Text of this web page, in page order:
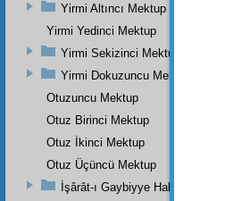
Yirmi Altıncı Mektup
Yirmi Yedinci Mektup
Yirmi Sekizinci Mektup
Yirmi Dokuzuncu Mektup
Otuzuncu Mektup
Otuz Birinci Mektup
Otuz İkinci Mektup
Otuz Üçüncü Mektup
İşârât-ı Gaybiyye Hakkında Bir Takriz